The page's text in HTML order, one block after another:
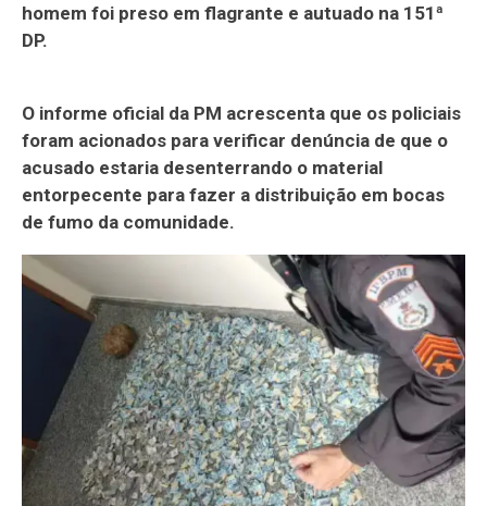
homem foi preso em flagrante e autuado na 151ª
DP.
O informe oficial da PM acrescenta que os policiais
foram acionados para verificar denúncia de que o
acusado estaria desenterrando o material
entorpecente para fazer a distribuição em bocas
de fumo da comunidade.